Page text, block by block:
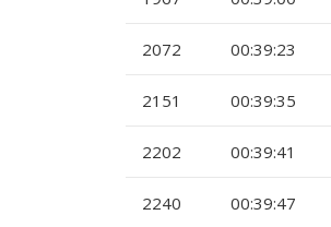
2072 00:39:23
2151 00:39:35
2202 00:39:41
2240 00:39:47